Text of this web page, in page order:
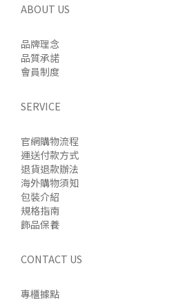
ABOUT US
品牌理念
品質承諾
會員制度
SERVICE
官網購物流程
運送付款方式
退貨退款辦法
海外購物須知
包裝介紹
規格指南
飾品保養
CONTACT US
專櫃據點